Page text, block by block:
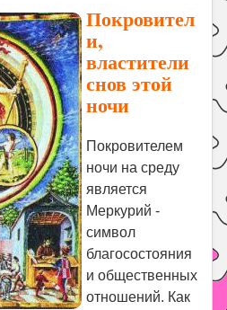
Покровител
и,
властители
снов этой
ночи
Покровителем
ночи на среду
является
Меркурий -
символ
благосостояния
и общественных
отношений. Как